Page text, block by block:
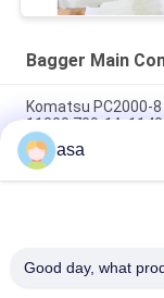
Bagger Main
Komatsu PC2000-
11300 709-1A-
PC160LC-7
16100 Bagger
VOE14541591
asa
Good day, what